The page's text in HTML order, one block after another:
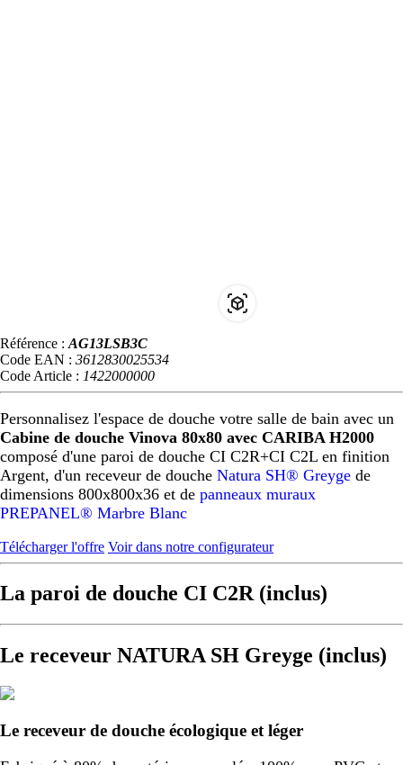
Référence : AG13LSB3C
Code EAN : 3612830025534
Code Article : 1422000000
Personnalisez l'espace de douche votre salle de bain avec un
Cabine de douche Vinova 80x80 avec CARIBA H2000
composé d'une paroi de douche CI C2R+CI C2L en finition
Argent, d'un receveur de douche Natura SH® Greyge de
dimensions 800x800x36 et de panneaux muraux
PREPANEL® Marbre Blanc
Télécharger l'offre Voir dans notre configurateur
La paroi de douche CI C2R (inclus)
Le receveur NATURA SH Greyge (inclus)
Le receveur de douche écologique et léger